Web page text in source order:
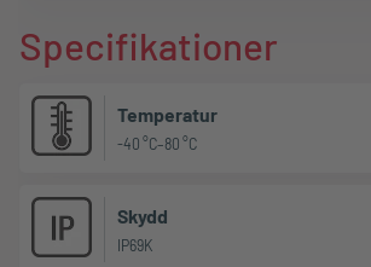
Specifikationer
Temperatur
-40 °C–80 °C
Skydd
IP69K